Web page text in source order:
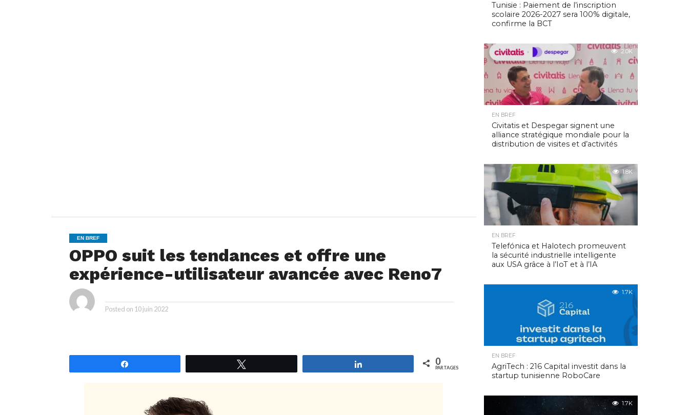
EN BREF
OPPO suit les tendances et offre une
expérience-utilisateur avancée avec Reno7
Posted on 10 juin 2022
0
PARTAGES
Tunisie : Paiement de l’inscription
scolaire 2026-2027 sera 100% digitale,
confirme la BCT
2.0K
EN BREF
Civitatis et Despegar signent une
alliance stratégique mondiale pour la
distribution de visites et d’activités
1.8K
EN BREF
Telefónica et Halotech promeuvent
la sécurité industrielle intelligente
aux USA grâce à l’IoT et à l’IA
1.7K
EN BREF
AgriTech : 216 Capital investit dans la
startup tunisienne RoboCare
1.7K